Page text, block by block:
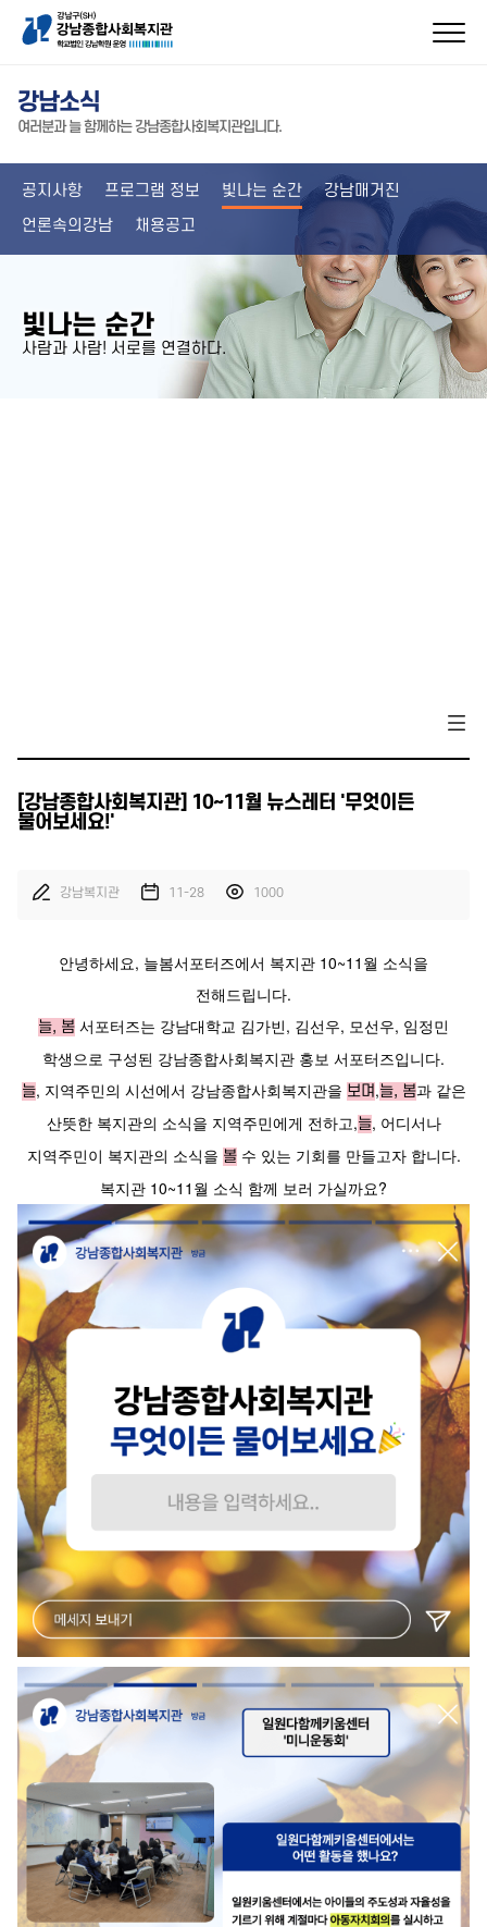
강남소식
여러분과 늘 함께하는 강남종합사회복지관입니다.
공지사항 프로그램 정보 빛나는 순간
강남매거진
언론속의강남
채용공고
빛나는 순간
사람과 사람! 서로를 연결하다.
[강남종합사회복지관] 10~11월 뉴스레터 '무엇이든
물어보세요!'
강남복지관 11-28 1000
안녕하세요, 늘봄서포터즈에서 복지관 10~11월 소식을
전해드립니다.
늘, 봄 서포터즈는 강남대학교 김가빈, 김선우, 모선우, 임정민
학생으로 구성된 강남종합사회복지관 홍보 서포터즈입니다.
늘, 지역주민의 시선에서 강남종합사회복지관을 보며,늘, 봄과 같은
산뜻한 복지관의 소식을 지역주민에게 전하고,늘, 어디서나
지역주민이 복지관의 소식을 볼수 있는 기회를 만들고자 합니다.
복지관 10~11월 소식 함께 보러 가실까요?